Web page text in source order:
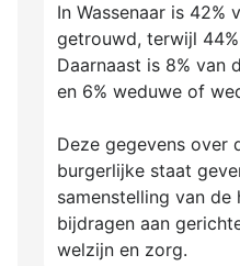
In Wassenaar is 42%
getrouwd, terwijl
Daarnaast is 8% van
en 6% weduwe of
Deze gegevens over
burgerlijke staat
samenstelling van de
bijdragen aan
welzijn en zorg.